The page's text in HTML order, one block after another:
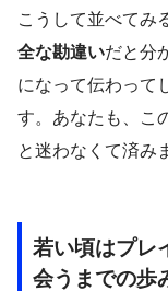
こうして並べてみ
全な勘違いだと分
になって伝わって
す。あなたも、こ
と迷わなくて済み
若い頃はプレ
会うまでの歩